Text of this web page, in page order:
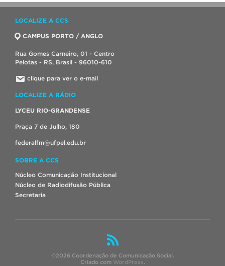
LOCALIZE A CCS
CAMPUS PORTO / ANGLO
Rua Gomes Carneiro, 01 - Centro
Pelotas - RS, Brasil - 96010-610
clique para ver o e-mail
LOCALIZE A RÁDIO
LYCEU RIO-GRANDENSE
Praça 7 de Julho, 180
federalfm@ufpel.edu.br
SOBRE A CCS
Núcleo Comunicação Institucional
Núcleo de Radiodifusão Pública
Secretaria
©2026 Coordenação de Comunicação Social.
Criado com WordPress.